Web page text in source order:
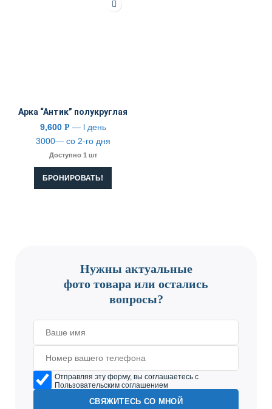
Арка “Антик” полукруглая
9,600 Р — l день
3000— со 2-го дня
Доступно 1 шт
БРОНИРОВАТЬ!
Нужны актуальные
фото товара или остались
вопросы?
Отправляя эту форму, вы соглашаетесь с
Пользовательским соглашением